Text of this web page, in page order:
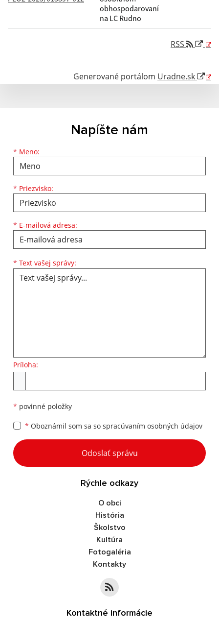
obhospodarovaní
na LC Rudno
RSS
Generované portálom Uradne.sk
Napíšte nám
* Meno:
Meno
* Priezvisko:
Priezvisko
* E-mailová adresa:
E-mailová adresa
* Text vašej správy:
Príloha:
* povinné položky
* Oboznámil som sa so spracúvaním osobných údajov
Google reCaptcha Response
Odoslať správu
Rýchle odkazy
O obci
História
Školstvo
Kultúra
Fotogaléria
Kontakty
Kontaktné informácie